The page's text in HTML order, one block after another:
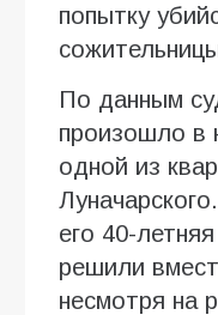
попытку
По данным
произошло в
одной из
его 40-
решили
несмотря на